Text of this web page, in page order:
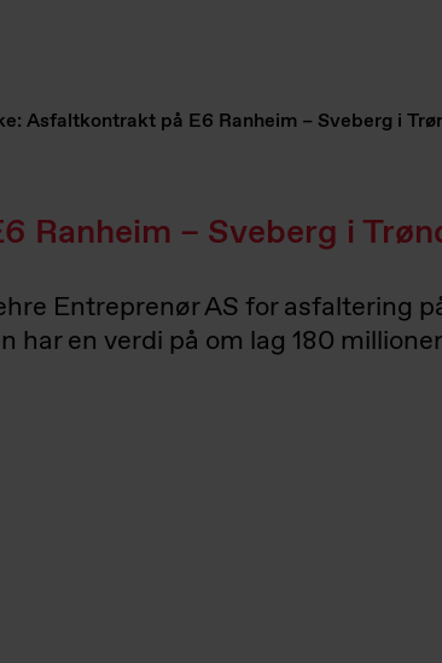
Asfaltkontrakt på E6 Ranheim – Sveberg i
Ranheim – Sveberg i
Entreprenør AS for asfaltering
en verdi på om lag 180